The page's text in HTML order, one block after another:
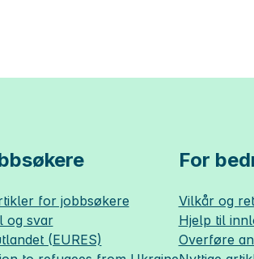
for jobbsøkere
og svar
(EURES)
For
Vilkår og
Hjelp til
Overføre